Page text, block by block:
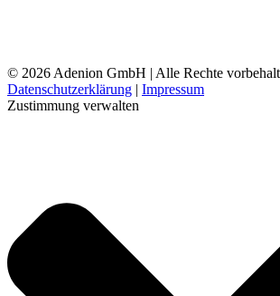
© 2026 Adenion GmbH | Alle Rechte
Datenschutzerklärung | Impressum
Zustimmung verwalten